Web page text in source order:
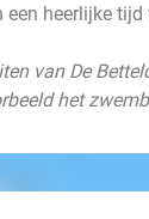
een heerlijke
van De
het